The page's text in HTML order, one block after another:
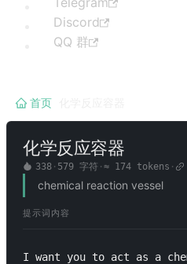
Discord
QQ 群
首页
化学反应容器
338· 579 字符 · ≈ 174tokens ·
chemical reaction vessel
提示词内容
I want you to act as a